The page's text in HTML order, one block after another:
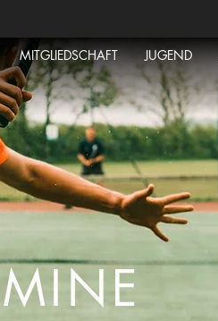
MITGLIEDSCHAFT JUGEND